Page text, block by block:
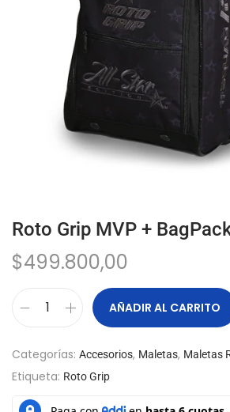
Roto Grip MVP +
$499.800,00
AÑADIR AL CARRITO
Categorías: Accesorios, Maletas, Maletas
Etiqueta: Roto Grip